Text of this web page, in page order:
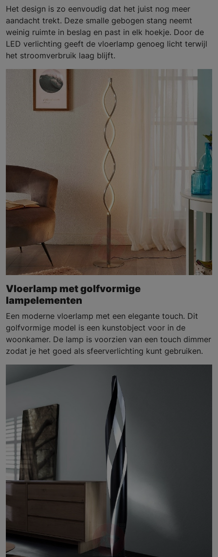
Het design is zo eenvoudig dat het juist nog meer
aandacht trekt. Deze smalle gebogen stang neemt
weinig ruimte in beslag en past in elk hoekje. Door de
LED verlichting geeft de vloerlamp genoeg licht terwijl
het stroomverbruik laag blijft.
Vloerlamp met golfvormige
lampelementen
Een moderne vloerlamp met een elegante touch. Dit
golfvormige model is een kunstobject voor in de
woonkamer. De lamp is voorzien van een touch dimmer
zodat je het goed als sfeerverlichting kunt gebruiken.